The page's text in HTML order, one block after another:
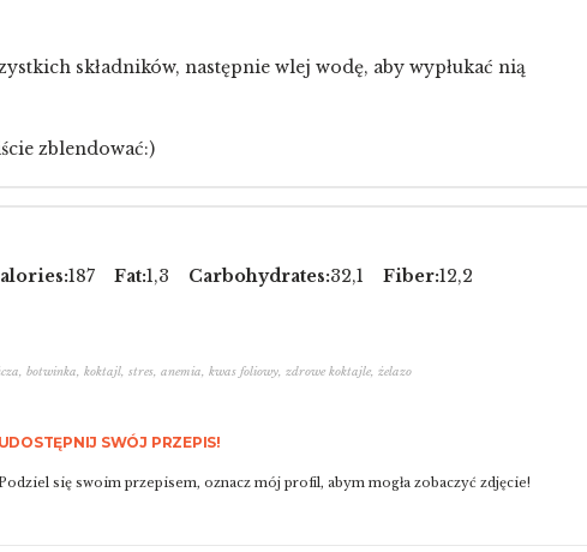
składników, następnie wlej wodę, aby wypłukać nią
zblendować:)
187 Fat:1,3 Carbohydrates:32,1 Fiber:12,2
botwinka, koktajl, stres, anemia, kwas foliowy, zdrowe koktajle, żelazo
UDOSTĘPNIJ SWÓJ PRZEPIS!
się swoim przepisem, oznacz mój profil, abym mogła zobaczyć zdjęcie!